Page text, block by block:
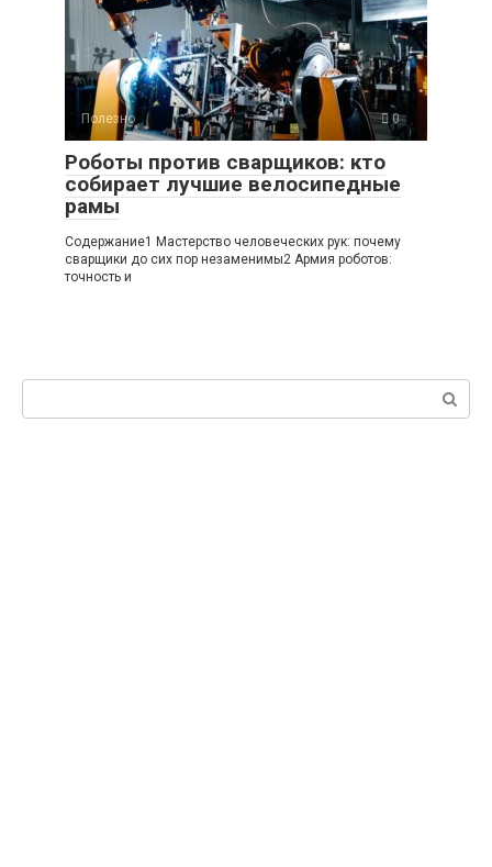
Полезно 0
Роботы против сварщиков: кто
собирает лучшие велосипедные
рамы
Содержание1 Мастерство человеческих рук: почему
сварщики до сих пор незаменимы2 Армия роботов:
точность и